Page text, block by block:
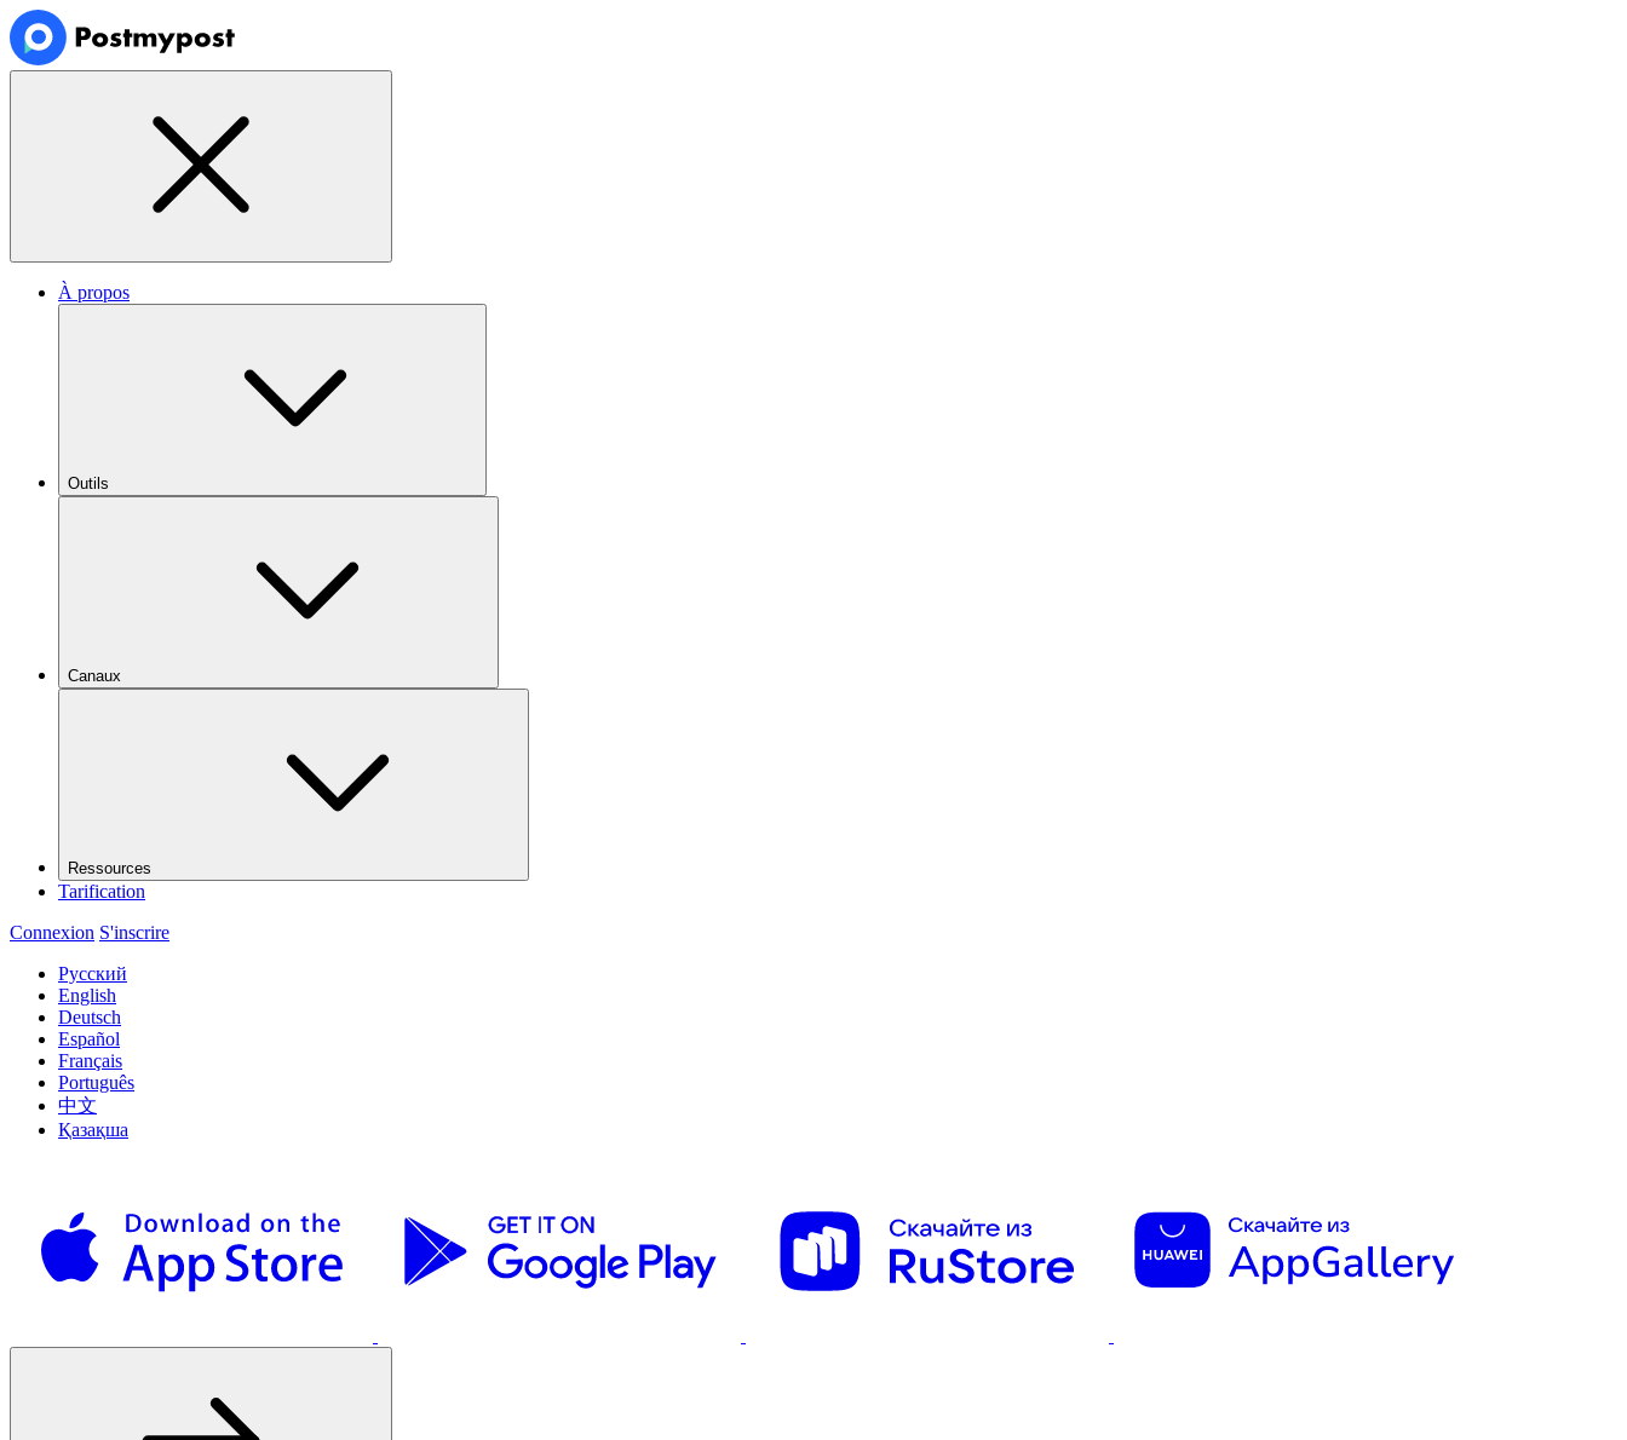
À propos
Outils
Canaux
Ressources
Tarification
Connexion S'inscrire
Русский
English
Deutsch
Español
Français
Português
中文
Қазақша